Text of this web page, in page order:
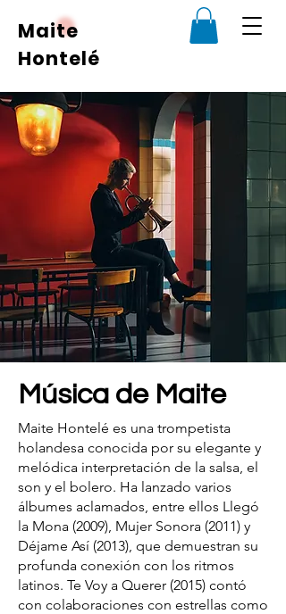
Maite
Hontelé
Música de Maite
Maite Hontelé es una trompetista
holandesa conocida por su elegante y
melódica interpretación de la salsa, el
son y el bolero. Ha lanzado varios
álbumes aclamados, entre ellos Llegó
la Mona (2009), Mujer Sonora (2011) y
Déjame Así (2013), que demuestran su
profunda conexión con los ritmos
latinos. Te Voy a Querer (2015) contó
con colaboraciones con estrellas como